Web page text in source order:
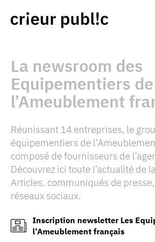
La newsroom des
Equipementiers de
l’Ameublement
Réunissant 14 entreprises, le
équipementiers de
composé de fournisseurs de
Découvrez ici toute l’actualité de
Articles, communiqués de
réseaux sociaux.
Inscription newsletter Les
l’Ameublement français